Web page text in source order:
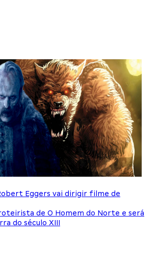
Eggers vai dirigir filme de
de O Homem do Norte e será
do século XIII